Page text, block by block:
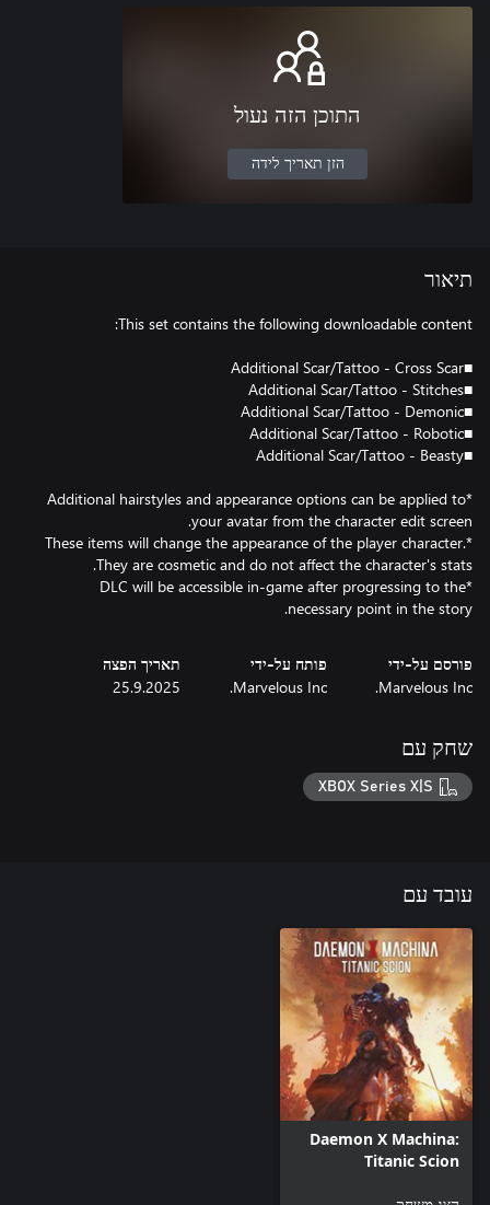
התוכן הזה נעול
הזן תאריך לידה
תיאור
*Additional hairstyles and appearance options can be applied to
*These items will change the appearance of the player character.
*DLC will be accessible in-game after progressing to the
necessary point in the story.
פורסם על-ידי
Marvelous Inc.
פותח על-ידי
Marvelous Inc.
תאריך הפצה
25.9.2025
שחק עם
XBOX Series X|S
עובד עם
Daemon X Machina:
Titanic Scion